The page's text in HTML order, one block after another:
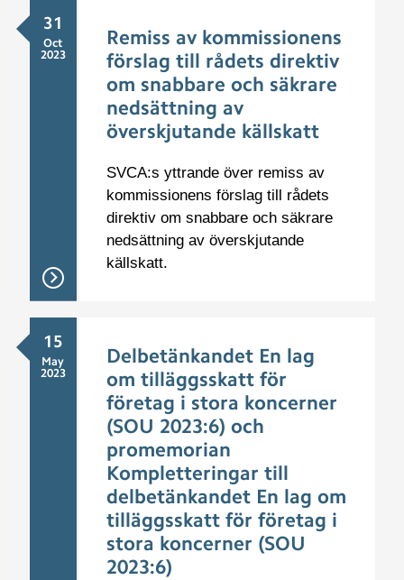
31
Oct
2023
Remiss av kommissionens
förslag till rådets direktiv
om snabbare och säkrare
nedsättning av
överskjutande källskatt
SVCA:s yttrande över remiss av
kommissionens förslag till rådets
direktiv om snabbare och säkrare
nedsättning av överskjutande
källskatt.
15
May
2023
Delbetänkandet En lag
om tilläggsskatt för
företag i stora koncerner
(SOU 2023:6) och
promemorian
Kompletteringar till
delbetänkandet En lag om
tilläggsskatt för företag i
stora koncerner (SOU
2023:6)